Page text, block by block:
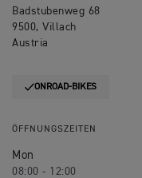
Badstubenweg 68
9500, Villach
Austria
ONROAD-BIKES
ÖFFNUNGSZEITEN
Mon
08:00 - 12:00